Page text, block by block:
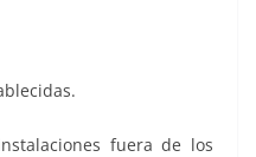
fuera de los